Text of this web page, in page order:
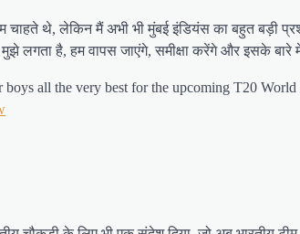
चाहते थे, लेकिन मैं अभी भी मुंबई इंडियंस का बहुत बड़ी
लगता है, हम वापस जाएंगे, समीक्षा करेंगे और इसके बारे
all the very best for the upcoming T20 World